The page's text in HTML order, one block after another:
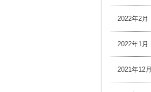
2022年2月
2022年1月
2021年12月